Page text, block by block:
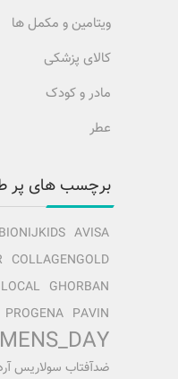
ویتامین و مکمل ها
کالای پزشکی
مادر و کودک
عطر
برچسب های پر
AVISA
BIONIJKIDS
COLLAGENGOLD
GHORBAN
PAVIN
PROGENA
ضدآفتاب سولاریس